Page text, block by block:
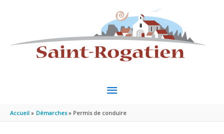
MENU
PRINCIPAL
Accueil Démarches Permis de conduire